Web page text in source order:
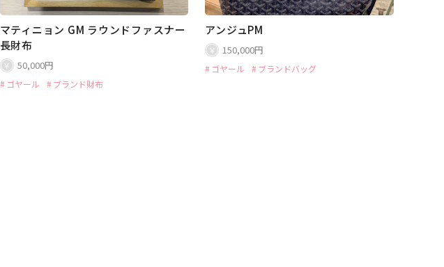
マティニョン GM ラウンドファスナー
長財布
50,000円
ゴヤール ブランド財布
アンジュPM
150,000円
ゴヤール ブランドバッグ